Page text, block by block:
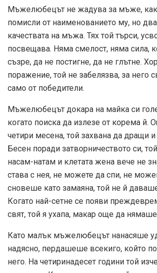
Мъжелюбецът не жадува за мъже,
помисли от наименованието му, но
качествата на мъжа. Тях той търси,
посвещава. Няма смелост, няма сила,
съзре, да не постигне, да не глътне.
поражение, той не забелязва, за него
само от победители.
Мъжелюбецът докара на майка си
когато поиска да излезе от корема
четири месена, той захвана да дращи и
Бесен поради затворничеството си,
насам-натам и клетата жена вече не
става с нея, не можете да спи, не
сновеше като замаяна, той не й
Когато най-сетне се появи
свят, той я ухапа, макар още да
Като малък мъжелюбецът нанасяше
надясно, пердашеше всекиго, който
него. На четиринадесет години той